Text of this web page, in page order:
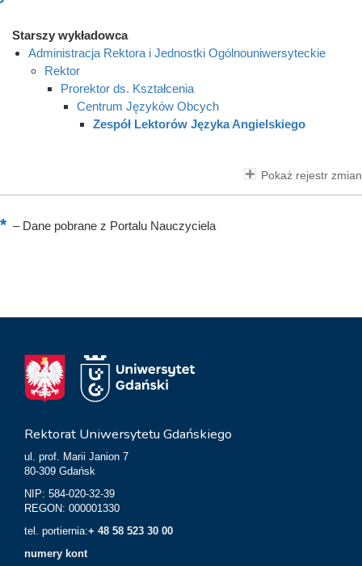
Starszy wykładowca
Administracja Rektora i Jednostki Ogólnouniwersyteckie
Rektor
Prorektor ds. Kształcenia
Centrum Języków Obcych
Zespół Lektorów Języka Angielskiego
Pokaż rejestr zmian
–Dane pobrane z Portalu Nauczyciela
Rektorat Uniwersytetu Gdańskiego
ul. prof. Marii Janion 7
80-309 Gdańsk
NIP: 584-020-32-39
REGON: 000001330
tel. portiernia:+ 48 58 523 30 00
numery kont